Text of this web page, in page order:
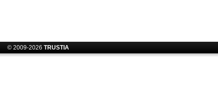
© 2009-2026 TRUSTIA